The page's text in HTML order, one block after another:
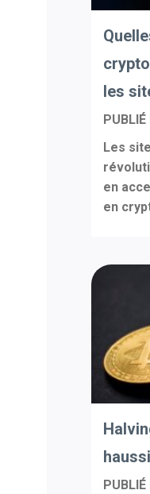
les
PUBLIÉ
Les
en
en
PUBLIÉ